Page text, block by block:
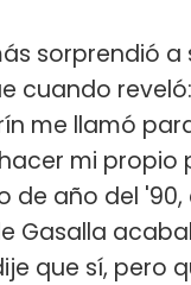
sorprendió a
cuando
me llamó
mi propio
de año del
Gasalla
que sí, pero